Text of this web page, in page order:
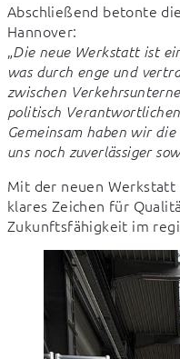
Abschließend betonte
Hannover:
„Die neue Werkstatt ist
was durch enge und
zwischen
politisch
Gemeinsam haben wir
uns noch zuverlässiger
Mit der neuen Werkstatt
klares Zeichen für
Zukunftsfähigkeit im